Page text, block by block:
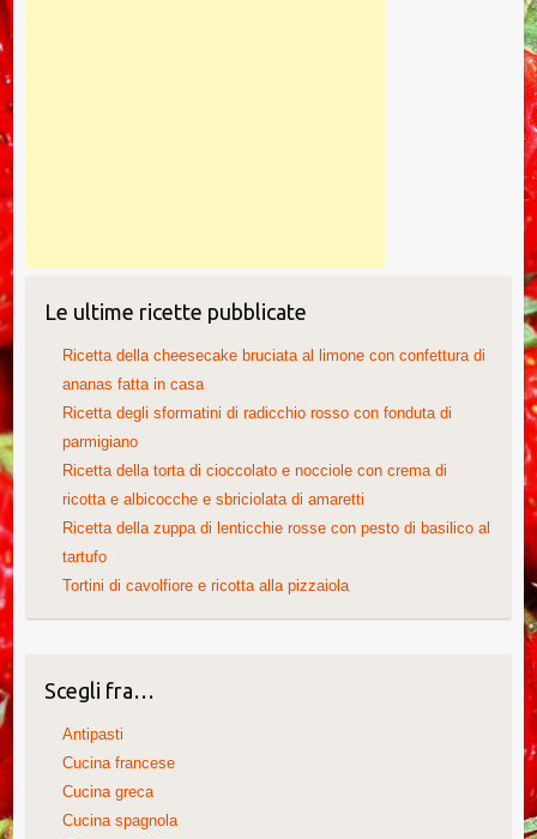
Le ultime ricette pubblicate
Ricetta della cheesecake bruciata al limone con confettura di
ananas fatta in casa
Ricetta degli sformatini di radicchio rosso con fonduta di
parmigiano
Ricetta della torta di cioccolato e nocciole con crema di
ricotta e albicocche e sbriciolata di amaretti
Ricetta della zuppa di lenticchie rosse con pesto di basilico al
tartufo
Tortini di cavolfiore e ricotta alla pizzaiola
Scegli fra…
Antipasti
Cucina francese
Cucina greca
Cucina spagnola